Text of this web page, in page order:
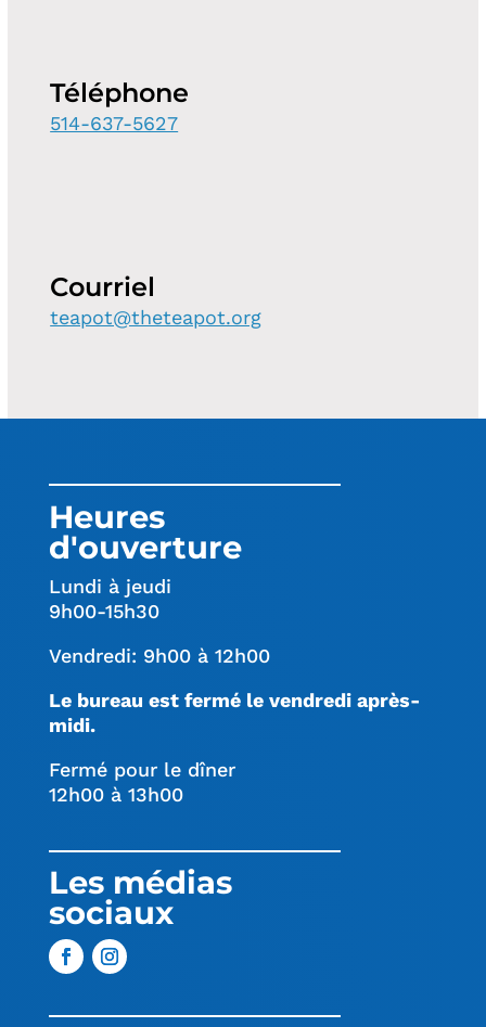
Téléphone
514-637-5627
Courriel
teapot@theteapot.org
Heures
d'ouverture
Lundi à jeudi
9h00-15h30
Vendredi: 9h00 à 12h00
Le bureau est fermé le vendredi après-
midi.
Fermé pour le dîner
12h00 à 13h00
Les médias
sociaux